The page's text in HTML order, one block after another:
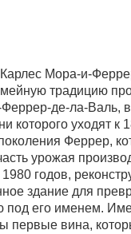
Мора-и-
традицию
де-ла-Валь,
которого уходят к
Феррер,
урожая
годов,
здание для
под его именем.
первые вина,